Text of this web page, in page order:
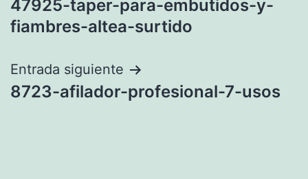
de
47925-taper-para-embutidos-y-
fiambres-altea-surtido
Entrada siguiente
8723-afilador-profesional-7-usos